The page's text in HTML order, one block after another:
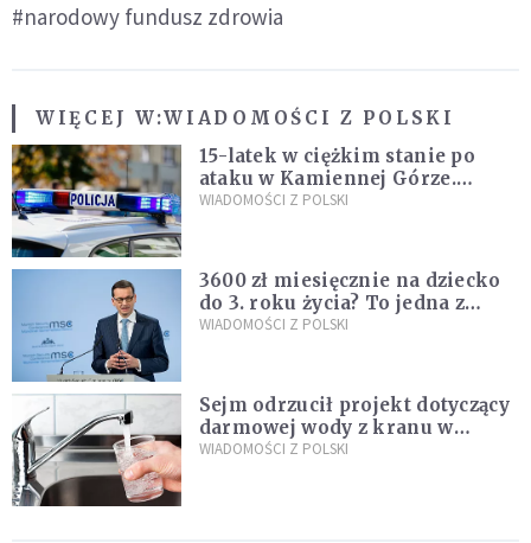
#narodowy fundusz zdrowia
WIĘCEJ W:WIADOMOŚCI Z POLSKI
15-latek w ciężkim stanie po
ataku w Kamiennej Górze.
Policja zatrzymała dwóch
WIADOMOŚCI Z POLSKI
3600 zł miesięcznie na dziecko
do 3. roku życia? To jedna z
propozycji programu "Rozwój
WIADOMOŚCI Z POLSKI
Sejm odrzucił projekt dotyczący
darmowej wody z kranu w
restauracjach
WIADOMOŚCI Z POLSKI